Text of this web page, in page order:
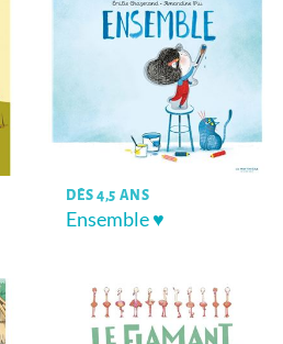
DÈS 4,5 ANS
Ensemble ♥